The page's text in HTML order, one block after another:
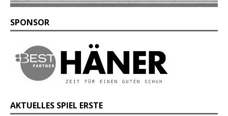
SPONSOR
AKTUELLES SPIEL ERSTE